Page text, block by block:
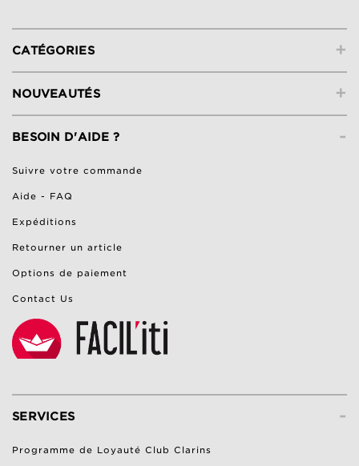
+
CATÉGORIES
+
NOUVEAUTÉS
-
BESOIN D'AIDE ?
Suivre votre commande
Aide - FAQ
Expéditions
Retourner un article
Options de paiement
Contact Us
-
SERVICES
Programme de Loyauté Club Clarins